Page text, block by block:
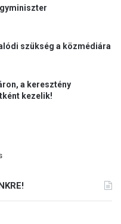
szükség a közmédiára
a keresztény
kezelik!